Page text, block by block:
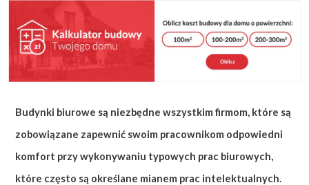
ZAPISZ SIĘ
Budynki biurowe są niezbędne wszystkim firmom, które są
zobowiązane zapewnić swoim pracownikom odpowiedni
komfort przy wykonywaniu typowych prac biurowych,
które często są określane mianem prac intelektualnych.